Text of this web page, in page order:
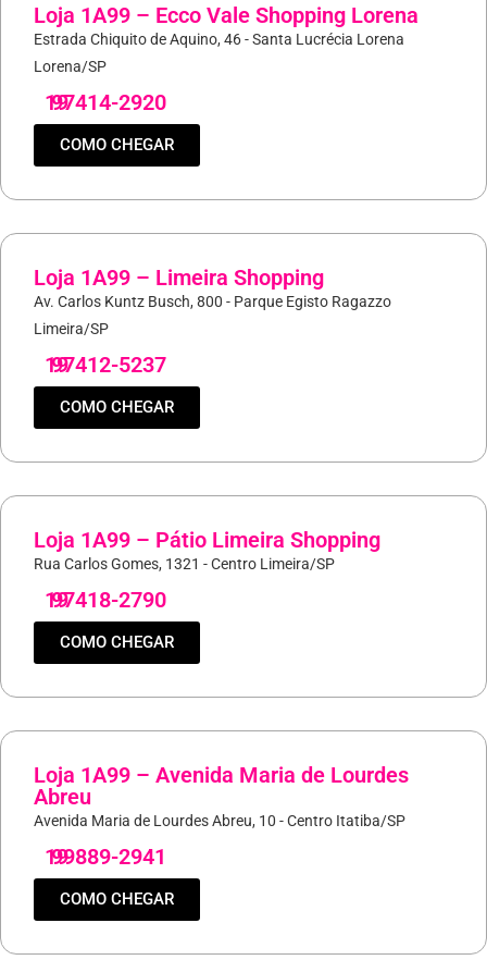
Loja 1A99 – Ecco Vale Shopping Lorena
Estrada Chiquito de Aquino, 46 - Santa Lucrécia Lorena
Lorena/SP
19
97414-2920
COMO CHEGAR
Loja 1A99 – Limeira Shopping
Av. Carlos Kuntz Busch, 800 - Parque Egisto Ragazzo
Limeira/SP
19
97412-5237
COMO CHEGAR
Loja 1A99 – Pátio Limeira Shopping
Rua Carlos Gomes, 1321 - Centro Limeira/SP
19
97418-2790
COMO CHEGAR
Loja 1A99 – Avenida Maria de Lourdes
Abreu
Avenida Maria de Lourdes Abreu, 10 - Centro Itatiba/SP
19
99889-2941
COMO CHEGAR